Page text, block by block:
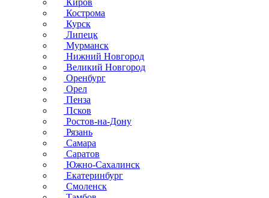
Киров
Кострома
Курск
Липецк
Мурманск
Нижний Новгород
Великий Новгород
Оренбург
Орел
Пенза
Псков
Ростов-на-Дону
Рязань
Самара
Саратов
Южно-Сахалинск
Екатеринбург
Смоленск